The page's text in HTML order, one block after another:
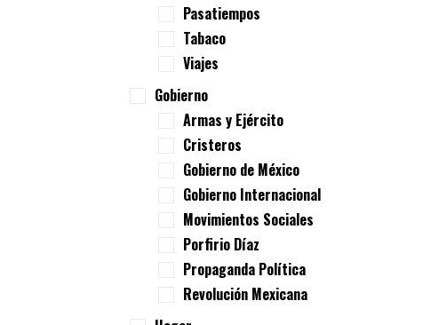
Pasatiempos
Tabaco
Viajes
Gobierno
Armas y Ejército
Cristeros
Gobierno de México
Gobierno Internacional
Movimientos Sociales
Porfirio Díaz
Propaganda Política
Revolución Mexicana